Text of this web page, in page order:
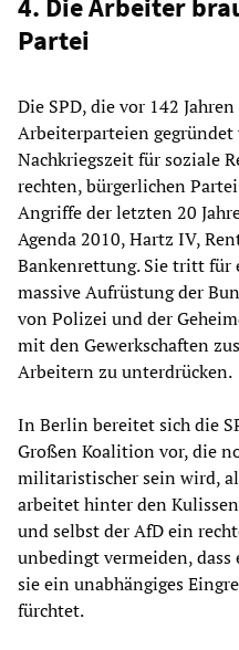
4. Die Arbeiter
Partei
Die SPD, die vor 142
Arbeiterparteien
Nachkriegszeit für soziale
rechten, bürgerlichen
Angriffe der letzten 20
Agenda 2010, Hartz IV,
Bankenrettung. Sie tritt für
massive Aufrüstung der
von Polizei und der
mit den Gewerkschaften
Arbeitern zu unterdrücken.
In Berlin bereitet sich die
Großen Koalition vor, die
militaristischer sein wird,
arbeitet hinter den
und selbst der AfD ein
unbedingt vermeiden,
sie ein unabhängiges
fürchtet.